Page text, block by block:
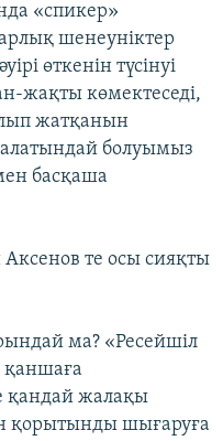
«спикер»
шенеуніктер
өткенін түсінуі
жақты көмектеседі,
жатқанын
алатындай болуымыз
басқаша
те осы сияқты
ма? «Ресейшіл
қаншаға
қандай жалақы
қорытынды шығаруға